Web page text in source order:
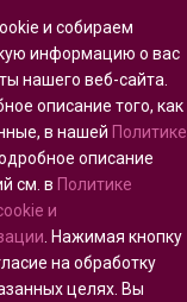
всему
форматы, так и
проекты
объединяют
и собираем
информацию о вас
нашего веб-сайта.
описание того, как
в нашей Политике
описание
см. в Политике
и
. Нажимая кнопку
на обработку
целях. Вы